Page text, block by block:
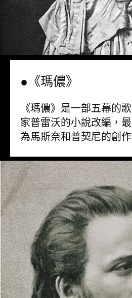
●《瑪儂》
《瑪儂》是一部五幕的
家普雷沃的小說改編，
為馬斯奈和普契尼的創作